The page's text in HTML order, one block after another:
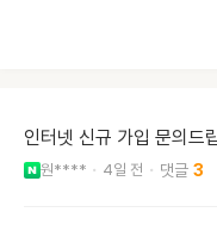
인터넷 신규 가입 문의드
원**** 4일 전 3